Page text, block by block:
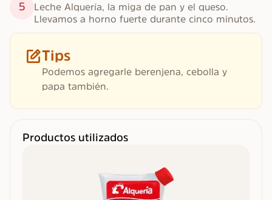
5
Leche Alquería, la miga de pan y el queso.
Llevamos a horno fuerte durante cinco minutos.
Tips
Podemos agregarle berenjena, cebolla y
papa también.
Productos utilizados